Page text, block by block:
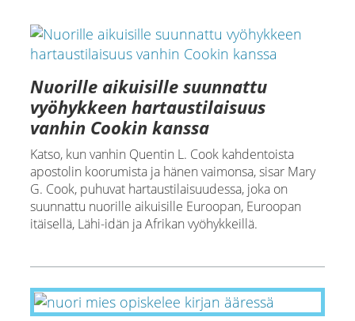
Nuorille aikuisille suunnattu
vyöhykkeen hartaustilaisuus
vanhin Cookin kanssa
Katso, kun vanhin Quentin L. Cook kahdentoista
apostolin koorumista ja hänen vaimonsa, sisar Mary
G. Cook, puhuvat hartaustilaisuudessa, joka on
suunnattu nuorille aikuisille Euroopan, Euroopan
itäisellä, Lähi-idän ja Afrikan vyöhykkeillä.